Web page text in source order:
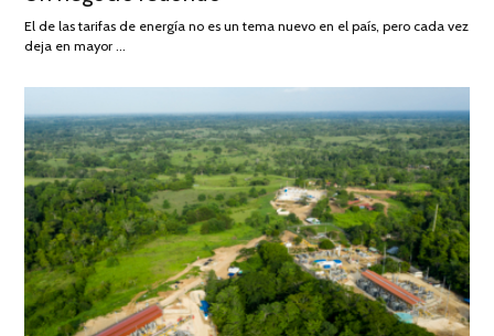
DE
El de las tarifas de energía no es un tema nuevo en el país, pero cada vez
deja en mayor …